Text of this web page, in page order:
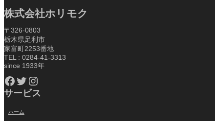
株式会社ホリモク
〒326-0803
栃木県足利市
家富町2253番地
TEL : 0284-41-3313
since 1933年
Facebook Twitter Instagram
サービス
ホーム